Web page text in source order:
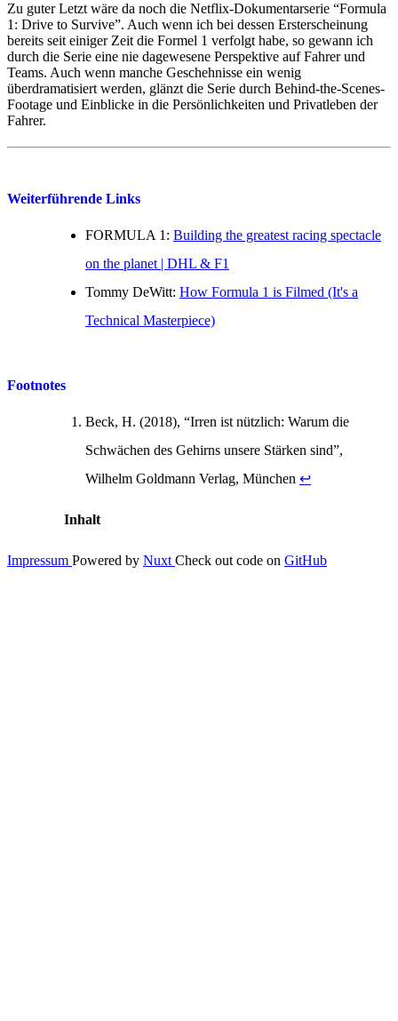
Zu guter Letzt wäre da noch die Netflix-Dokumentarserie “Formula
1: Drive to Survive”. Auch wenn ich bei dessen Ersterscheinung
bereits seit einiger Zeit die Formel 1 verfolgt habe, so gewann ich
durch die Serie eine nie dagewesene Perspektive auf Fahrer und
Teams. Auch wenn manche Geschehnisse ein wenig
überdramatisiert werden, glänzt die Serie durch Behind-the-Scenes-
Footage und Einblicke in die Persönlichkeiten und Privatleben der
Fahrer.
Weiterführende Links
FORMULA 1: Building the greatest racing spectacle
on the planet | DHL & F1
Tommy DeWitt: How Formula 1 is Filmed (It's a
Technical Masterpiece)
Footnotes
Beck, H. (2018), “Irren ist nützlich: Warum die
Schwächen des Gehirns unsere Stärken sind”,
Wilhelm Goldmann Verlag, München ↩
Inhalt
Impressum Powered by Nuxt Check out code on GitHub